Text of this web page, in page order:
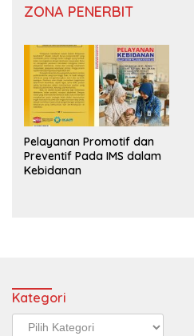
ZONA PENERBIT
Pelayanan Promotif dan
Preventif Pada IMS dalam
Kebidanan
Kategori
Kategori